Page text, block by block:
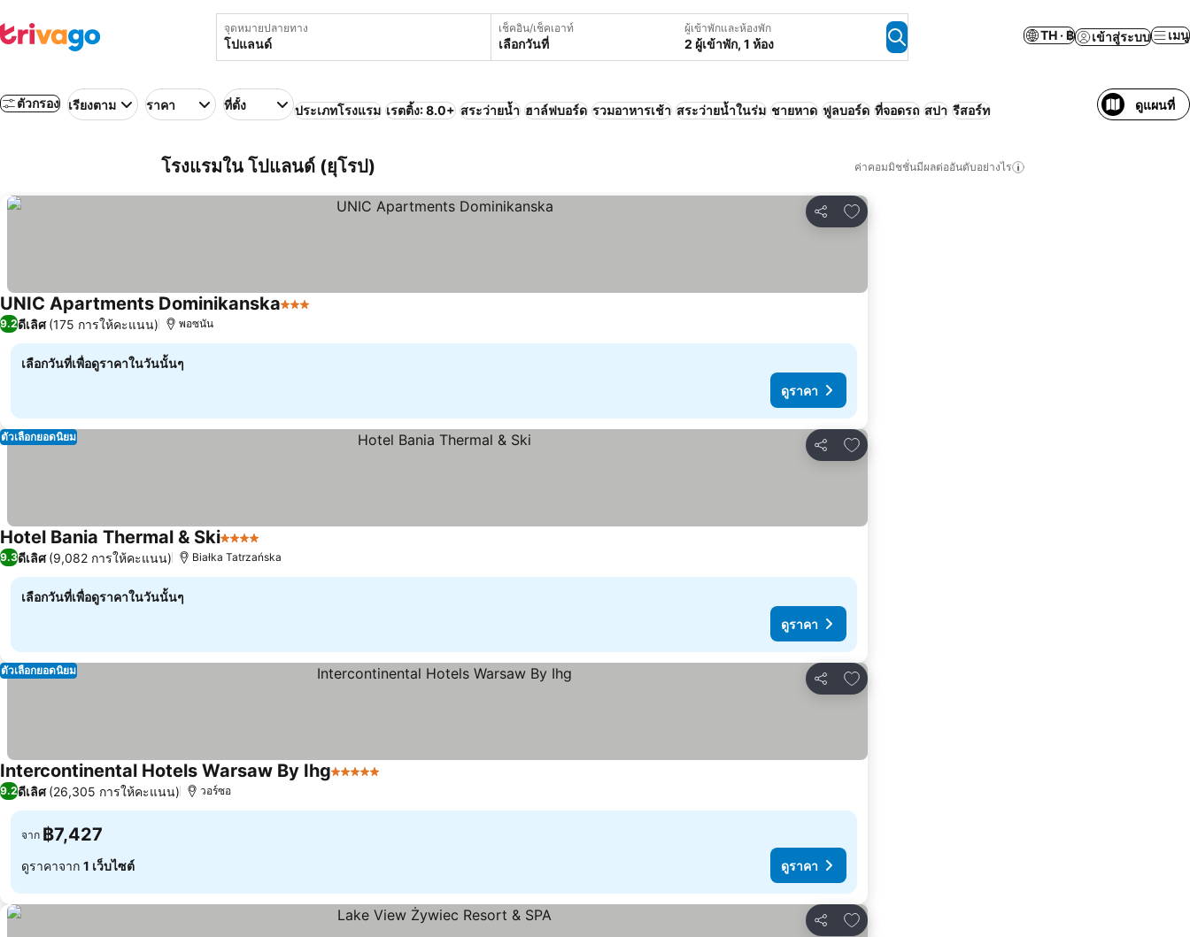
จุดหมายปลายทาง เช็คอิน/เช็คเอาท์
เลือกวันที่
ผู้เข้าพักและห้องพัก
2 ผู้เข้าพัก, 1 ห้อง
TH · ฿ เข้าสู่ระบบ เมนู
ตัวกรอง เรียงตาม ราคา ที่ตั้ง ประเภทโรงแรม เรตติ้ง: 8.0+ สระว่ายน้ำ ฮาล์ฟบอร์ด รวมอาหารเช้า สระว่ายน้ำในร่ม ชายหาด ฟูลบอร์ด ที่จอดรถ สปา รีสอร์ท ดูแผนที่
โรงแรมใน โปแลนด์ (ยุโรป) ค่าคอมมิชชั่นมีผลต่ออันดับอย่างไร
แชร์
เพิ่มในรายการโปรด
UNIC Apartments Dominikanska3 ดาว
9.2ดีเลิศ (175 การให้คะแนน) พอซนัน
เลือกวันที่เพื่อดูราคาในวันนั้นๆ
ดูราคา
แชร์
เพิ่มในรายการโปรด
ตัวเลือกยอดนิยม
Hotel Bania Thermal & Ski4 ดาว
9.3ดีเลิศ (9,082 การให้คะแนน) Białka Tatrzańska
เลือกวันที่เพื่อดูราคาในวันนั้นๆ
ดูราคา
แชร์
เพิ่มในรายการโปรด
ตัวเลือกยอดนิยม
Intercontinental Hotels Warsaw By Ihg5 ดาว
9.2ดีเลิศ (26,305 การให้คะแนน) วอร์ซอ
จาก ฿7,427
ดูราคาจาก 1 เว็บไซต์ ดูราคา
แชร์
เพิ่มในรายการโปรด